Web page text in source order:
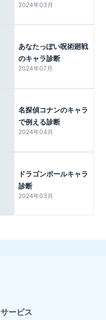
2024年03月
あなたっぽい呪術廻戦
のキャラ診断
2024年07月
名探偵コナンのキャラ
で例える診断
2024年04月
ドラゴンボールキャラ
診断
2024年03月
サービス